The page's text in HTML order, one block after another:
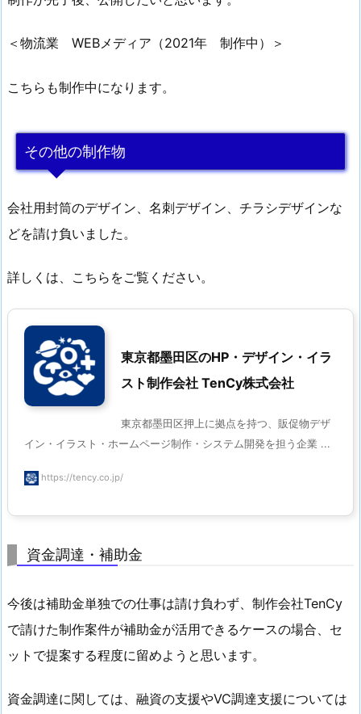
＜物流業 WEBメディア（2021年 制作中）＞
こちらも制作中になります。
その他の制作物
会社用封筒のデザイン、名刺デザイン、チラシデザインな
どを請け負いました。
詳しくは、こちらをご覧ください。
東京都墨田区のHP・デザイン・イラ
スト制作会社 TenCy株式会社
東京都墨田区押上に拠点を持つ、販促物デザ
イン・イラスト・ホームページ制作・システム開発を担う企業 ...
https://tency.co.jp/
資金調達・補助金
今後は補助金単独での仕事は請け負わず、制作会社TenCy
で請けた制作案件が補助金が活用できるケースの場合、セ
ットで提案する程度に留めようと思います。
資金調達に関しては、融資の支援やVC調達支援については